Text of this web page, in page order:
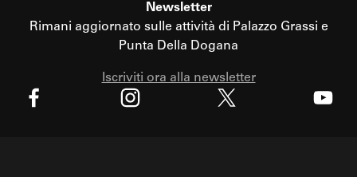
Newsletter
Rimani aggiornato sulle attività di Palazzo Grassi e
Punta Della Dogana
Iscriviti ora alla newsletter